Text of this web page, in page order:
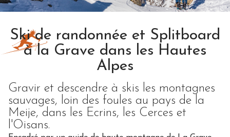
Ski de randonnée et Splitboard
à la Grave dans les Hautes
Alpes
Gravir et descendre à skis les montagnes
sauvages, loin des foules au pays de la
Meije, dans les Ecrins, les Cerces et
l'Oisans.